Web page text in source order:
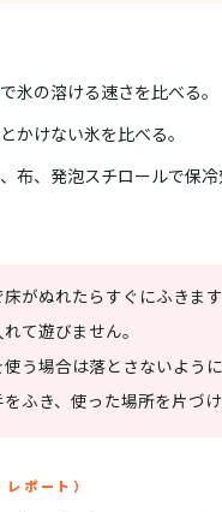
氷の溶ける速さを比べる。
かけない氷を比べる。
布、発泡スチロールで保冷
がぬれたらすぐにふきます
て遊びません。
う場合は落とさないように
ふき、使った場所を片づけ
ポート）